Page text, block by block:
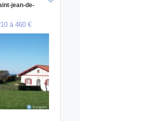
jean-de-
à 460 €